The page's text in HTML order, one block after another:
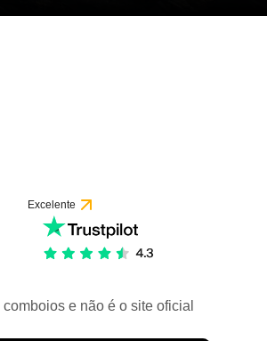
Excelente
e não é o site oficial